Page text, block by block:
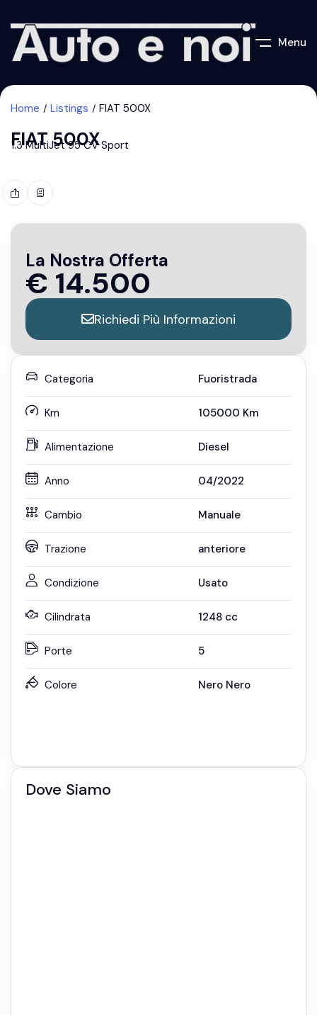
Menu
Home Listings FIAT 500X
FIAT 500X
1.3 MultiJet 95 CV Sport
La Nostra Offerta
€ 14.500
Richiedi Più Informazioni
Categoria Fuoristrada
Km 105000 Km
Alimentazione Diesel
Anno 04/2022
Cambio Manuale
Trazione anteriore
Condizione Usato
Cilindrata 1248 cc
Porte 5
Colore Nero Nero
Dove Siamo